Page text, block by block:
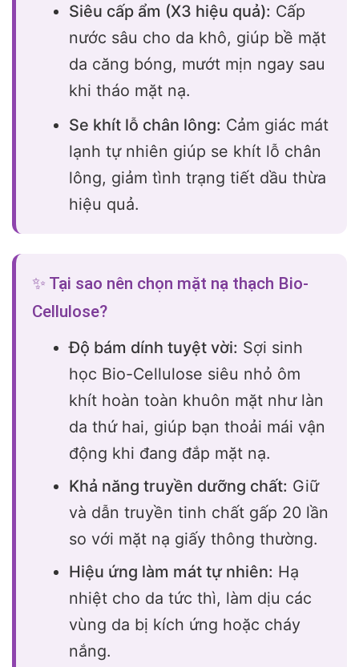
Siêu cấp ẩm (X3 hiệu quả): Cấp
nước sâu cho da khô, giúp bề mặt
da căng bóng, mướt mịn ngay sau
khi tháo mặt nạ.
Se khít lỗ chân lông: Cảm giác mát
lạnh tự nhiên giúp se khít lỗ chân
lông, giảm tình trạng tiết dầu thừa
hiệu quả.
✨ Tại sao nên chọn mặt nạ thạch Bio-
Cellulose?
Độ bám dính tuyệt vời: Sợi sinh
học Bio-Cellulose siêu nhỏ ôm
khít hoàn toàn khuôn mặt như làn
da thứ hai, giúp bạn thoải mái vận
động khi đang đắp mặt nạ.
Khả năng truyền dưỡng chất: Giữ
và dẫn truyền tinh chất gấp 20 lần
so với mặt nạ giấy thông thường.
Hiệu ứng làm mát tự nhiên: Hạ
nhiệt cho da tức thì, làm dịu các
vùng da bị kích ứng hoặc cháy
nắng.